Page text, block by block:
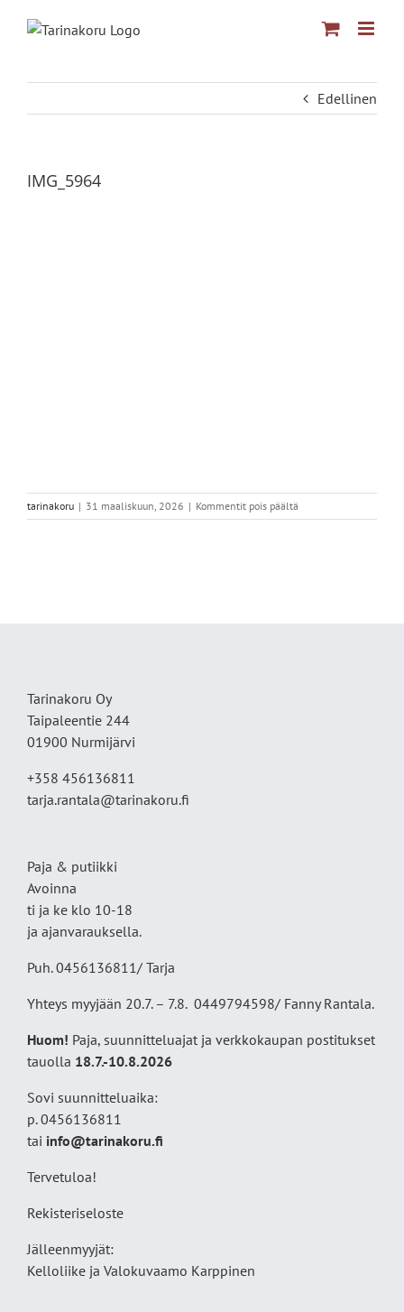
Edellinen
IMG_5964
tarinakoru | 31 maaliskuun, 2026 | Kommentit pois päältä
IMG_5964
Tarinakoru Oy
Taipaleentie 244
01900 Nurmijärvi
+358 456136811
tarja.rantala@tarinakoru.fi
Paja & putiikki
Avoinna
ti ja ke klo 10-18
ja ajanvarauksella.
Puh. 0456136811/ Tarja
Yhteys myyjään 20.7. – 7.8. 0449794598/ Fanny Rantala.
Huom! Paja, suunnitteluajat ja verkkokaupan postitukset
tauolla 18.7.-10.8.2026
Sovi suunnitteluaika:
p. 0456136811
tai info@tarinakoru.fi
Tervetuloa!
Rekisteriseloste
Jälleenmyyjät:
Kelloliike ja Valokuvaamo Karppinen